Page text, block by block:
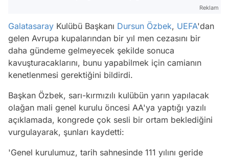
Reklam
Galatasaray Kulübü Başkanı Dursun Özbek, UEFA'dan
gelen Avrupa kupalarından bir yıl men cezasını bir
daha gündeme gelmeyecek şekilde sonuca
kavuşturacaklarını, bunu yapabilmek için camianın
kenetlenmesi gerektiğini bildirdi.
Başkan Özbek, sarı-kırmızılı kulübün yarın yapılacak
olağan mali genel kurulu öncesi AA'ya yaptığı yazılı
açıklamada, kongrede çok sesli bir ortam beklediğini
vurgulayarak, şunları kaydetti:
'Genel kurulumuz, tarih sahnesinde 111 yılını geride